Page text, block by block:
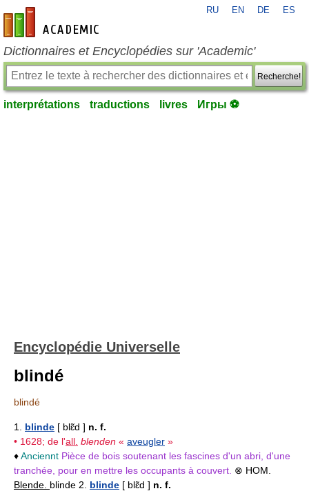
fr-academic.com
RU EN DE ES
Dictionnaires et Encyclopédies sur 'Academic'
Recherche!
interprétations traductions livres Игры ⚽
Encyclopédie Universelle
blindé
blindé
1. blinde [ blɛ̃d ] n. f.
• 1628; de l'all. blenden « aveugler »
♦Anciennt Pièce de bois soutenant les fascines d'un abri, d'une
tranchée, pour en mettre les occupants à couvert. ⊗ HOM.
Blende. blinde 2. blinde [ blɛ̃d ] n. f.